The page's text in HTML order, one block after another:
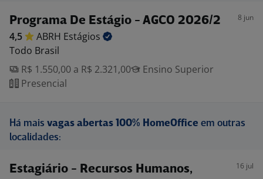
Programa De Estágio - AGCO 2026/2 8 jun
4,5 ABRH Estágios
Todo Brasil
R$ 1.550,00 a R$ 2.321,00
Ensino Superior
Presencial
Há mais vagas abertas 100% HomeOffice em outras
localidades:
Estagiário - Recursos Humanos,
16 jul